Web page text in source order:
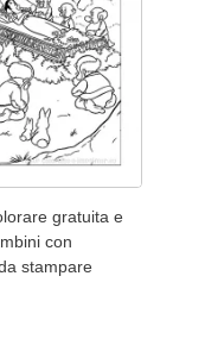
gratuita e
con
stampare